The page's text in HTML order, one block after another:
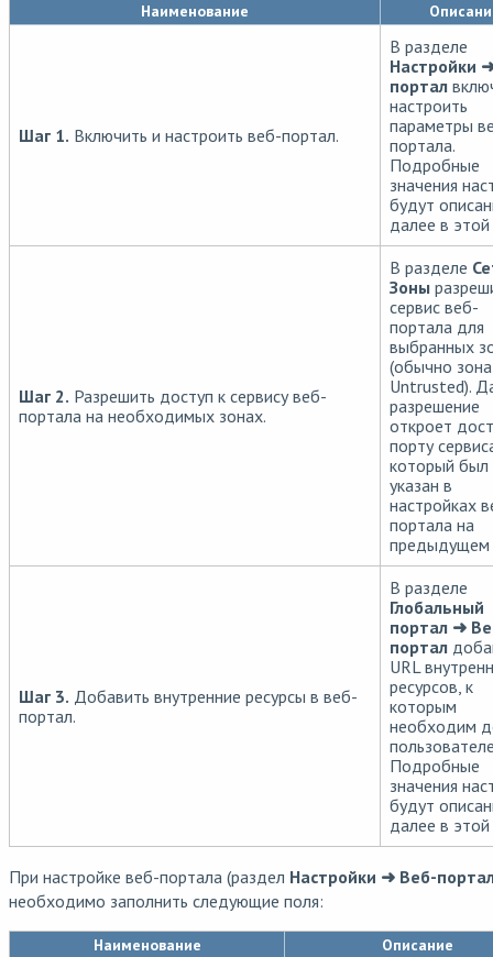
Наименование
Шаг 1. Включить и настроить веб-портал.
В разделе
Настройки
портал
настроить
параметры
портала.
Подробные
значения
будут
далее в этой
Шаг 2. Разрешить доступ к сервису веб-
портала на необходимых зонах.
В разделе
Зоны
сервис веб-
портала для
выбранных
(обычно зона
Untrusted).
разрешение
откроет
порту
который был
указан в
настройках
портала на
предыдущем
Шаг 3. Добавить внутренние ресурсы в веб-
портал.
В разделе
Глобальный
портал ➜
портал
URL
ресурсов, к
которым
необходим
Подробные
значения
будут
далее в этой
При настройке веб-портала (раздел Настройки ➜ Веб-
необходимо заполнить следующие поля:
Наименование Описание